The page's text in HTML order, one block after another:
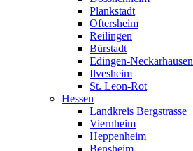
Plankstadt
Oftersheim
Reilingen
Bürstadt
Edingen-Neckarhausen
Ilvesheim
St. Leon-Rot
Hessen
Landkreis Bergstrasse
Viernheim
Heppenheim
Bensheim